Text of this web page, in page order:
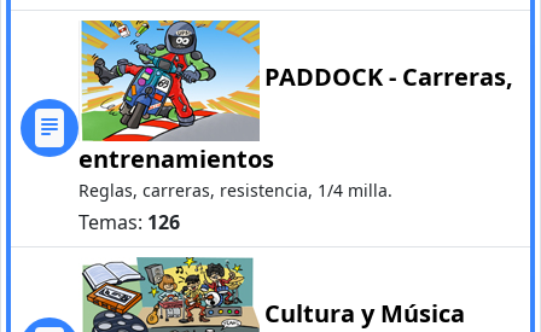
PADDOCK - Carreras,
entrenamientos
Reglas, carreras, resistencia, 1/4 milla.
Temas: 126
Cultura y Música